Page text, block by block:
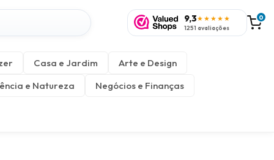
9,3★★★★★
1251 avaliações
0
Casa e Jardim
Arte e Design
e Natureza
Negócios e Finanças